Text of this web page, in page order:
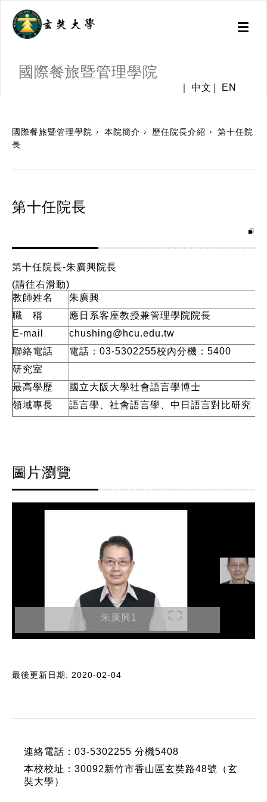
Toggle
國際餐旅暨管理學院
中文 EN
國際餐旅暨管理學院 本院簡介 歷任院長介紹
第十任院
長
第十任院長
第十任院長-朱廣興院長
(請往右滑動)
教師姓名
朱廣興
職 稱
應日系客座教授兼管理學院院長
E-mail
chushing@hcu.edu.tw
聯絡電話
電話：03-5302255校內分機：5400
研究室
最高學歷
國立大阪大學社會語言學博士
領域專長
語言學、社會語言學、中日語言對比研究
圖片瀏覽
朱廣興1
最後更新日期: 2020-02-04
連絡電話：03-5302255 分機5408
本校校址：30092新竹市香山區玄奘路48號（玄
奘大學）